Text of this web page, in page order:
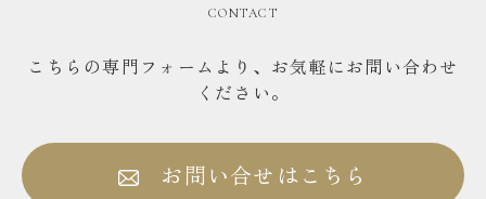
CONTACT
こちらの専門フォームより、お気軽にお問い合わせ
ください。
お問い合せはこちら